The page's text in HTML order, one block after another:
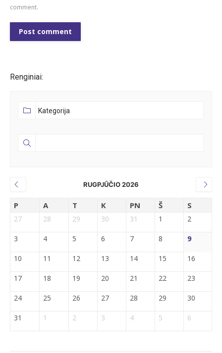
comment.
Post comment
Renginiai:
RUGPJŪČIO 2026
P A T K PN Š S
27 28 29 30 31 1 2
3 4 5 6 7 8 9
10 11 12 13 14 15 16
17 18 19 20 21 22 23
24 25 26 27 28 29 30
31 1 2 3 4 5 6